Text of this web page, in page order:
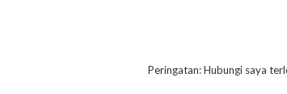
Peringatan: Hubungi saya